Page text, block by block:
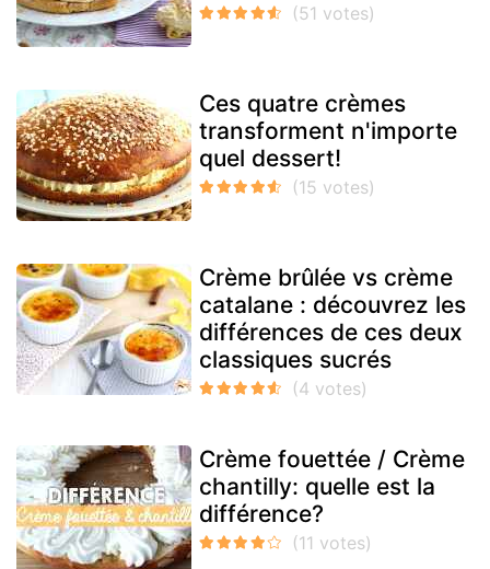
Ces quatre crèmes
transforment n'importe
quel dessert!
Crème brûlée vs crème
catalane : découvrez les
différences de ces deux
classiques sucrés
Crème fouettée / Crème
chantilly: quelle est la
différence?